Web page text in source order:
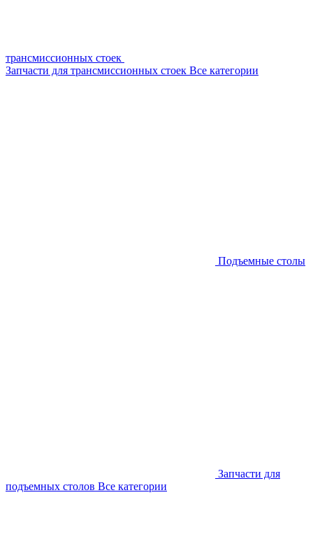
трансмиссионных стоек
Запчасти для трансмиссионных стоек Все категории
Подъемные столы
Запчасти для
подъемных столов Все категории